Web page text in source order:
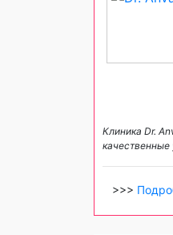
Клиника Dr.
качественные
>>>